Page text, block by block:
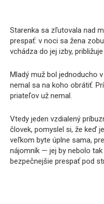
Starenka sa zľutovala nad
prespať: v noci sa žena
vchádza do jej izby,
Mladý muž bol jednoducho
nemal sa na koho obrátiť.
priateľov už nemal.
Vtedy jeden vzdialený
človek, pomyslel si, že keď
veľkom byte úplne sama,
nájomník — jej by nebolo
bezpečnejšie prespať pod